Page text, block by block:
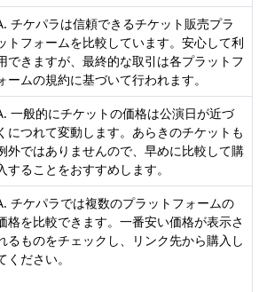
チケパラは信頼できるチケット販売プラ
トフォームを比較しています。安心して利
できますが、最終的な取引は各プラットフ
ームの規約に基づいて行われます。
一般的にチケットの価格は公演日が近づ
につれて変動します。あらきのチケットも
外ではありませんので、早めに比較して購
することをおすすめします。
チケパラでは複数のプラットフォームの
格を比較できます。一番安い価格が表示さ
るものをチェックし、リンク先から購入し
ください。